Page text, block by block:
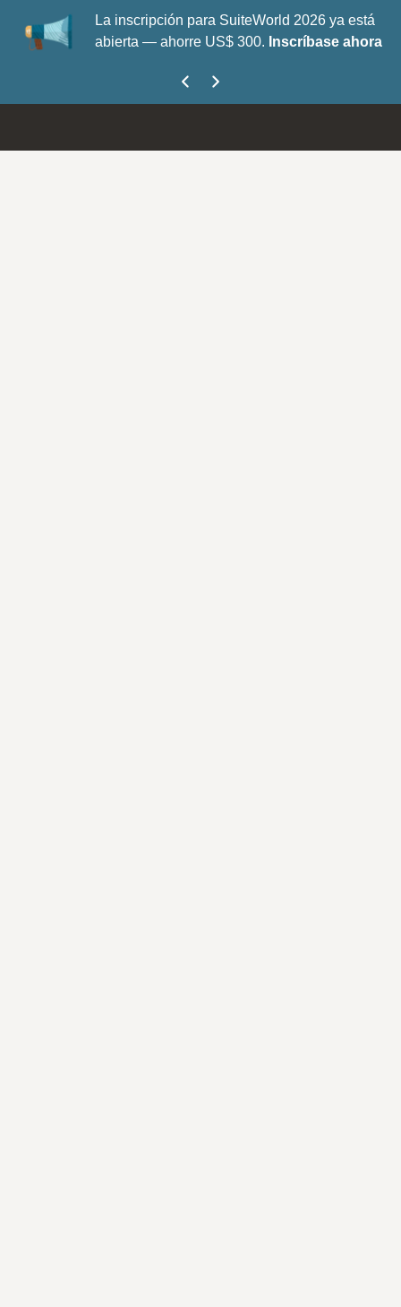
La inscripción para SuiteWorld 2026 ya está
abierta — ahorre US$ 300. Inscríbase ahora